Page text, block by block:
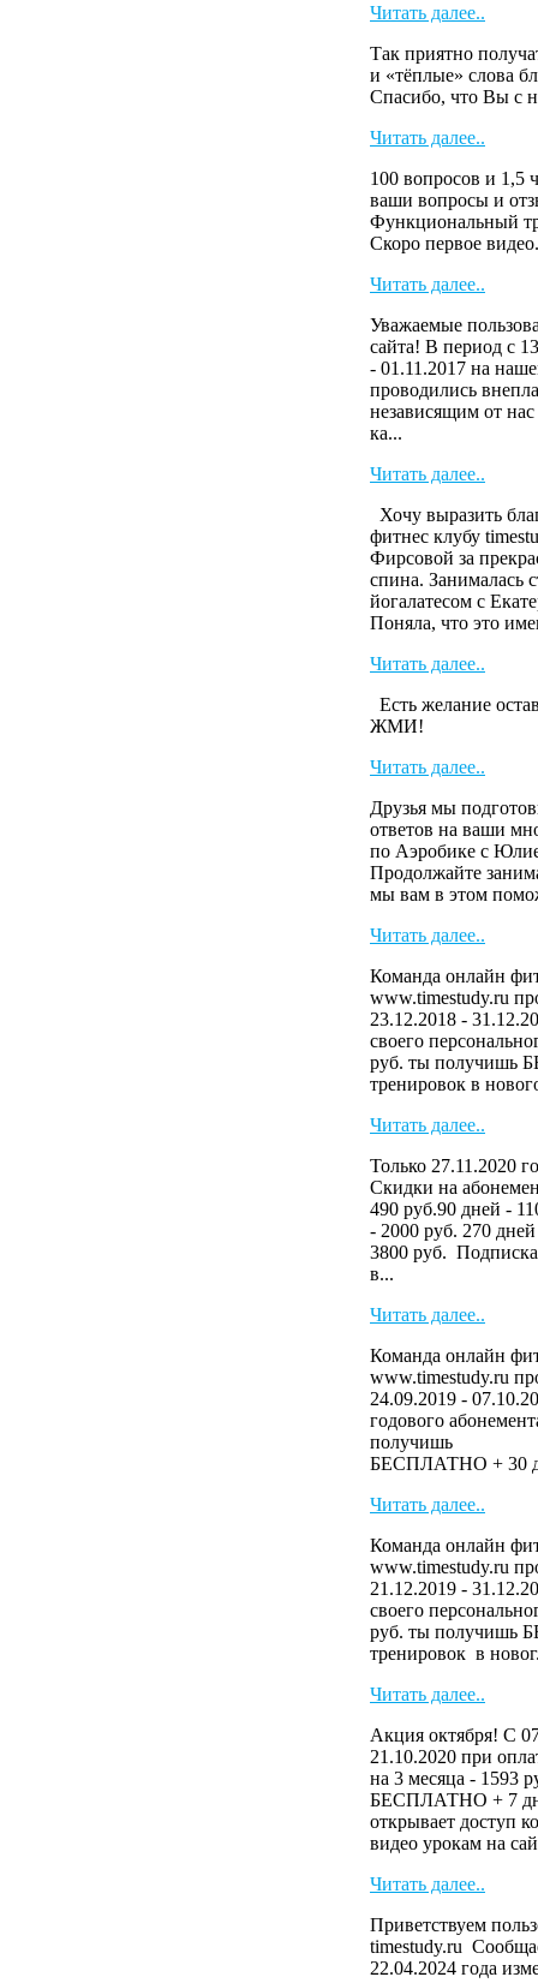
Читать далее..
Так приятно
и «тёплые» слова
Спасибо, что Вы
Читать далее..
100 вопросов и 1,5
ваши вопросы и
Функциональный
Скоро первое
Читать далее..
Уважаемые
сайта! В период с
- 01.11.2017 на
проводились
независящим от
ка...
Читать далее..
Хочу выразить
фитнес клубу
Фирсовой за
спина. Занималась
йогалатесом с
Поняла, что это
Читать далее..
Есть желание
ЖМИ!
Читать далее..
Друзья мы
ответов на ваши
по Аэробике с
Продолжайте
мы вам в этом
Читать далее..
Команда онлайн
www.timestudy.ru
23.12.2018 -
своего
руб. ты получишь
тренировок в
Читать далее..
Только 27.11.2020
Скидки на
490 руб.90 дней -
- 2000 руб. 270
3800 руб.
в...
Читать далее..
Команда онлайн
www.timestudy.ru
24.09.2019 -
годового
БЕСПЛАТНО + 30
Читать далее..
Команда онлайн
www.timestudy.ru
21.12.2019 -
своего
руб. ты получишь
тренировок в
Читать далее..
Акция октября! С
21.10.2020 при
на 3 месяца - 1593
БЕСПЛАТНО + 7
открывает доступ
видео урокам на
Читать далее..
Приветствуем
timestudy.ru
22.04.2024 года